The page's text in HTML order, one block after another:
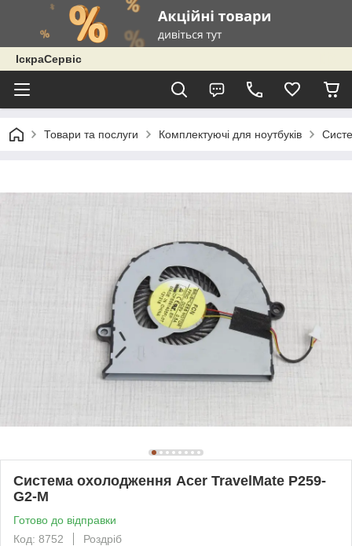
ІскраСервіс
Товари та послуги Комплектуючі для ноутбуків
Система охолодження Acer TravelMate P259-
G2-M
Готово до відправки
Код: 8752
Роздріб